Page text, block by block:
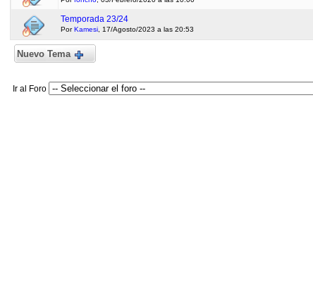
Temporada 23/24
PorKamesi, 17/Agosto/2023 a las 20:53
Nuevo Tema
Ir al Foro